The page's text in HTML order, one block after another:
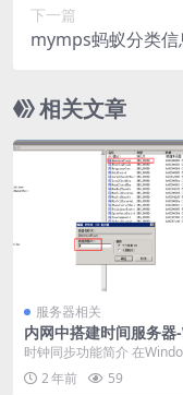
下一篇
mymps蚂蚁分类信
相关文章
服务器相关
内网中搭建时间服务器
ows系统搭建NTP时间
时钟同步功能简介 在
中，时钟同步是通过
e... 2 年前 59